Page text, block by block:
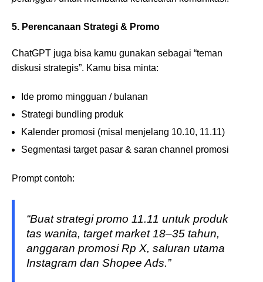
5. Perencanaan Strategi & Promo
ChatGPT juga bisa kamu gunakan sebagai “teman
diskusi strategis”. Kamu bisa minta:
Ide promo mingguan / bulanan
Strategi bundling produk
Kalender promosi (misal menjelang 10.10, 11.11)
Segmentasi target pasar & saran channel promosi
Prompt contoh:
“Buat strategi promo 11.11 untuk produk
tas wanita, target market 18–35 tahun,
anggaran promosi Rp X, saluran utama
Instagram dan Shopee Ads.”